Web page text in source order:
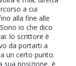
a cui
alla fine alle
io che dico
lo scrittore è
da portarti a
un certo punto:
sua posizione, è